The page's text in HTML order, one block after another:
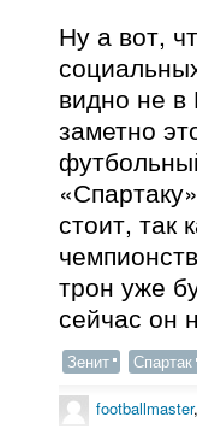
Ну а вот,
видно не
заметно
стоит, так
трон уже
сейчас он
Зенит Спартак
footballmaster,